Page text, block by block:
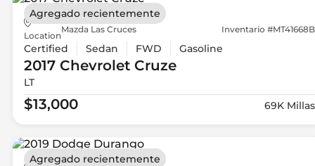
Location
Mazda Las Cruces Inventario #MT41668B
Certified Sedan FWD Gasoline
2017 ChevroletCruze
LT
$13,000 69K Millas
Agregado recientemente
Agregado recientemente